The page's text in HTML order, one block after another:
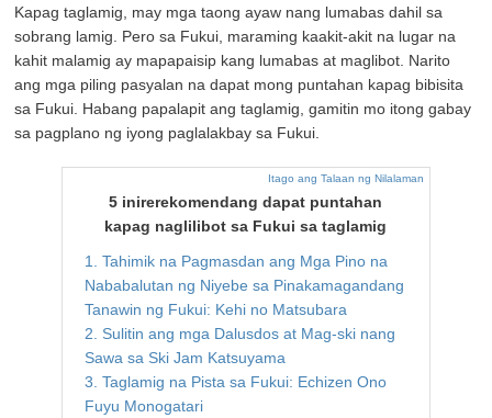
Kapag taglamig, may mga taong ayaw nang lumabas dahil sa
sobrang lamig. Pero sa Fukui, maraming kaakit-akit na lugar na
kahit malamig ay mapapaisip kang lumabas at maglibot. Narito
ang mga piling pasyalan na dapat mong puntahan kapag bibisita
sa Fukui. Habang papalapit ang taglamig, gamitin mo itong gabay
sa pagplano ng iyong paglalakbay sa Fukui.
Itago ang Talaan ng Nilalaman
5 inirerekomendang dapat puntahan
kapag naglilibot sa Fukui sa taglamig
1. Tahimik na Pagmasdan ang Mga Pino na
Nababalutan ng Niyebe sa Pinakamagandang
Tanawin ng Fukui: Kehi no Matsubara
2. Sulitin ang mga Dalusdos at Mag-ski nang
Sawa sa Ski Jam Katsuyama
3. Taglamig na Pista sa Fukui: Echizen Ono
Fuyu Monogatari